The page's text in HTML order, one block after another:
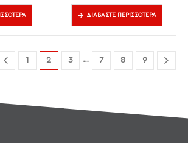
ΔΙΑΒΆΣΤΕ ΠΕΡΙΣΣΌΤΕΡΑ
1 2 3 … 7 8 9